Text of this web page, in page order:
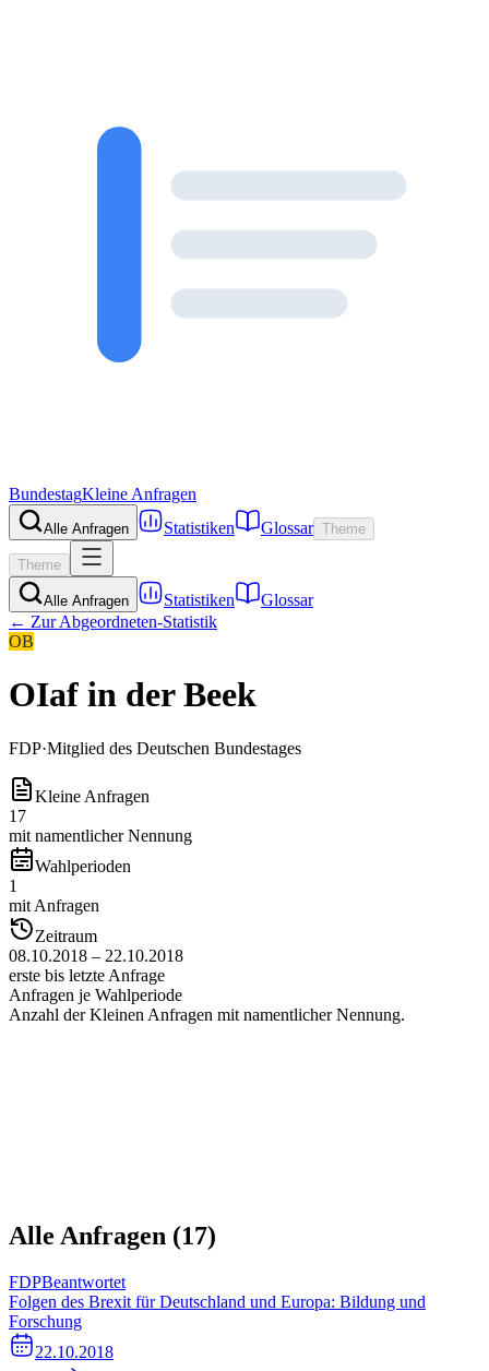
BundestagKleine Anfragen
Alle Anfragen Statistiken Glossar Theme
Theme
Alle Anfragen Statistiken
Glossar
← Zur Abgeordneten-Statistik
OB
OIaf in der Beek
FDP·Mitglied des Deutschen Bundestages
Kleine Anfragen
17
mit namentlicher Nennung
Wahlperioden
1
mit Anfragen
Zeitraum
08.10.2018 – 22.10.2018
erste bis letzte Anfrage
Anfragen je Wahlperiode
Anzahl der Kleinen Anfragen mit namentlicher Nennung.
Alle Anfragen (17)
FDPBeantwortet
Folgen des Brexit für Deutschland und Europa: Bildung und
Forschung
22.10.2018